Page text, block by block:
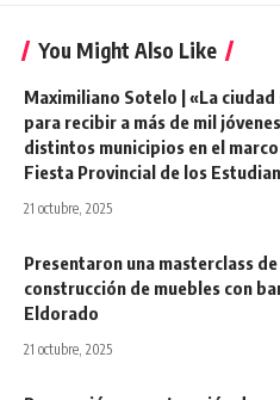
You Might Also Like
Maximiliano Sotelo | «La
para recibir a más de mil
distintos municipios en el
Fiesta Provincial de los
21 octubre, 2025
Presentaron una masterclass de
construcción de muebles con
Eldorado
21 octubre, 2025